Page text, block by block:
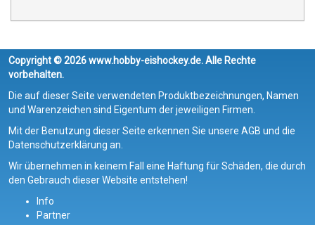
Copyright © 2026 www.hobby-eishockey.de. Alle Rechte
vorbehalten.
Die auf dieser Seite verwendeten Produktbezeichnungen, Namen
und Warenzeichen sind Eigentum der jeweiligen Firmen.
Mit der Benutzung dieser Seite erkennen Sie unsere AGB und die
Datenschutzerklärung an.
Wir übernehmen in keinem Fall eine Haftung für Schäden, die durch
den Gebrauch dieser Website entstehen!
Info
Partner